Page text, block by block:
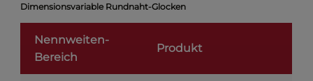
Dimensionsvariable Rundnaht-Glocken
Nennweiten-
Bereich
Produkt